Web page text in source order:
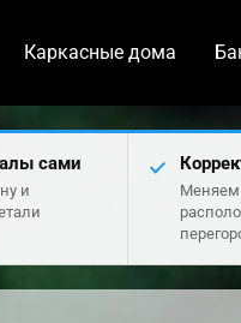
Каркасные дома
сами
и
Меняем